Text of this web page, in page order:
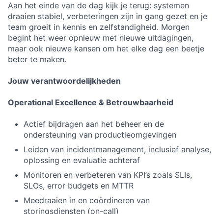
Aan het einde van de dag kijk je terug: systemen
draaien stabiel, verbeteringen zijn in gang gezet en je
team groeit in kennis en zelfstandigheid. Morgen
begint het weer opnieuw met nieuwe uitdagingen,
maar ook nieuwe kansen om het elke dag een beetje
beter te maken.
Jouw verantwoordelijkheden
Operational Excellence & Betrouwbaarheid
Actief bijdragen aan het beheer en de
ondersteuning van productieomgevingen
Leiden van incidentmanagement, inclusief analyse,
oplossing en evaluatie achteraf
Monitoren en verbeteren van KPI’s zoals SLIs,
SLOs, error budgets en MTTR
Meedraaien in en coördineren van
storingsdiensten (on-call)